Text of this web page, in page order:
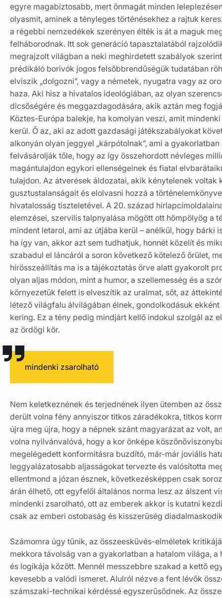
egyre magabiztosabb, mert önmagát minden
olyasmit, aminek a tényleges történésekhez a rajtuk
a régebbi nemzedékek szerényen élték is át a maguk
felháborodnak. Itt sok generáció tapasztalatából
megrajzolt világban a neki meghirdetett szabályok
prédikáló borivók jogos felsőbbrendűségük tudatában
elviszik „dolgozni”, vagy a németek, nyugatra vagy az
haza. Aki hisz a hivatalos ideológiában, az olyan
dicsőségére és meggazdagodására, akik aztán meg
Köztes-Európa balekje, ha komolyan veszi, amit
kerül. Ő az, aki az adott gazdasági játékszabályokat
alkonyán olyan jeggyel „kárpótolnak”, ami a
felvásárolják tőle, hogy az így összehordott névleges
magántulajdon egykori ellenségeinek és fiatal
tulajdon. Az átverések áldozatai, akik kénytelenek voltak
gusztustalanságait és elolvasni hozzá a
hivatalosság tiszteletével. A 20. század
elemzései, szervilis talpnyalása mögött ott hömpölyög a
mindent letarol, ami az útjába kerül – anélkül, hogy bárki
ha így van, akkor azt sem tudhatjuk, honnét közelít és
szabadul el láncáról a soron következő kötelező őrület,
hírösszeállítás ma is a tájékoztatás örve alatt gyakorolt
olyan aljas módon, mint a humor, a szellemesség és a
környezetük felett is elveszítik az uralmat, sőt, az
létező világfalu álvilágában élnek, gondolkodásuk
kering. Ez a tény pedig mindjárt kellő indokul szolgál az
az ördögi kör.
mindenki zsarolható
Nem keletkeznének és terjednének ilyen ütemben az
derült volna fény annyiszor titkos záradékokra, titkos
újra meg újra, hogy a népnek szánt magyarázat az volt,
volna nyilvánvalóvá, hogy a kor önképe
megelégedett konformitásra buzdító, már-már joviális
leggyalázatosabb aljasságokat tervezte és valósította
ellentmond a józan észnek, következésképpen csak
árán élhető, ott egyfelől általános norma lesz az álszent
mindenki zsarolható, ott az emberek akkor is kutatni
csak az emberi ostobaság és kisszerűség
Számomra úgy tűnik, az összeesküvés-elméletek
mekkora távolság van a gyakorlatban a hatalom világa,
és logikája között. Mennél messzebbre szakad a kettő
kevesebb a valódi ismeret. Alulról nézve a fent lévők
számszaki-technikai kérdéssé egyszerűsödnek. Az